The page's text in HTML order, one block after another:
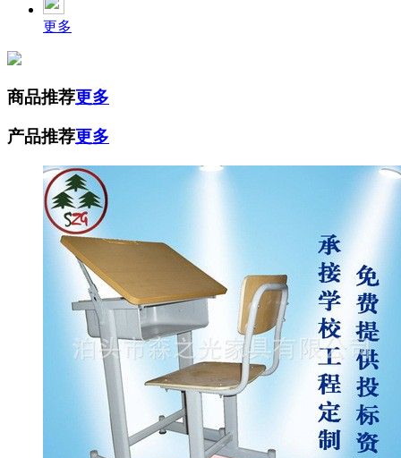
更多
商品推荐更多
产品推荐更多